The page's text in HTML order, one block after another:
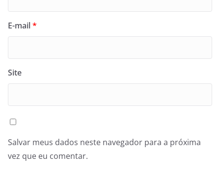
E-mail*
Site
Salvar meus dados neste navegador para a próxima
vez que eu comentar.